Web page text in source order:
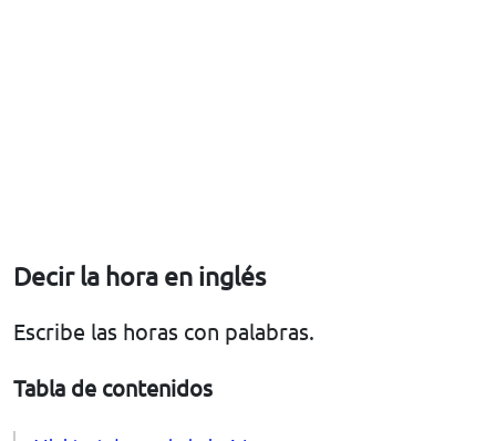
Decir la hora en inglés
Escribe las horas con palabras.
Tabla de contenidos